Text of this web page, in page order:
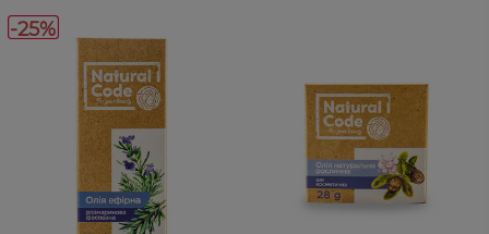
-25%